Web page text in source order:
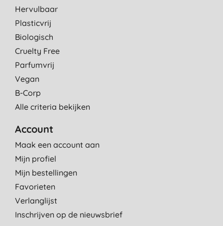
Hervulbaar
Plasticvrij
Biologisch
Cruelty Free
Parfumvrij
Vegan
B-Corp
Alle criteria bekijken
Account
Maak een account aan
Mijn profiel
Mijn bestellingen
Favorieten
Verlanglijst
Inschrijven op de nieuwsbrief